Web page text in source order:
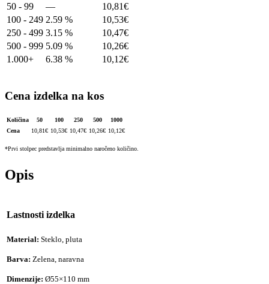
50 - 99
— 10,81€
100 - 249 2.59 % 10,53€
250 - 499 3.15 % 10,47€
500 - 999 5.09 % 10,26€
1.000+
6.38 % 10,12€
Cena izdelka na kos
Količina 50 100 250 500
1000
Cena
10,81€ 10,53€ 10,47€ 10,26€ 10,12€
*Prvi stolpec predstavlja minimalno naročeno količino.
Opis
Lastnosti izdelka
Material: Steklo, pluta
Barva: Zelena, naravna
Dimenzije: Ø55×110 mm